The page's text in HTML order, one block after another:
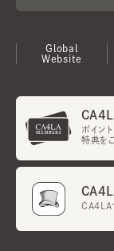
Global
Website
ポイン
特典を
CA4LA